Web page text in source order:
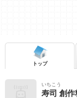
いちこう
寿司 創
トップ